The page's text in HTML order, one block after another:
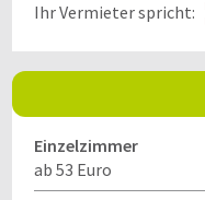
Ihr Vermieter spricht:
Einzelzimmer
ab 53 Euro